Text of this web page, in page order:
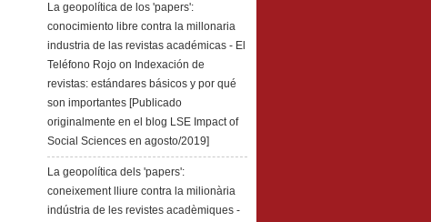
La geopolítica de los 'papers':
conocimiento libre contra la millonaria
industria de las revistas académicas - El
Teléfono Rojo on Indexación de
revistas: estándares básicos y por qué
son importantes [Publicado
originalmente en el blog LSE Impact of
Social Sciences en agosto/2019]
La geopolítica dels 'papers':
coneixement lliure contra la milionària
indústria de les revistes acadèmiques -